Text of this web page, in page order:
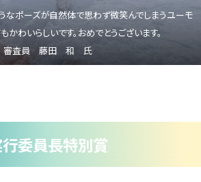
なポーズが自然体で思わず微笑んでしまうユーモ
かわいらしいです。おめでとうございます。
審査員 藤田 和 氏
委員長特別賞